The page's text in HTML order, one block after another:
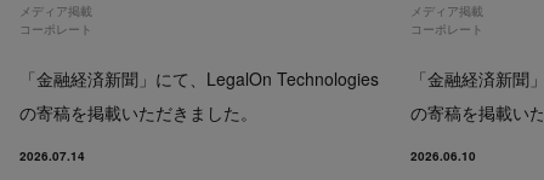
メディア掲載
コーポレート
「金融経済新聞」にて、LegalOn Technologies
の寄稿を掲載いただきました。
2026.07.14
メディア掲載
コーポレート
「金融経済新聞
の寄稿を掲載い
2026.06.10